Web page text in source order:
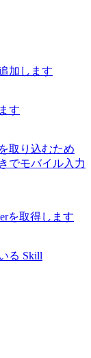
加します
す
取り込むため
でモバイル入力
を取得します
る Skill